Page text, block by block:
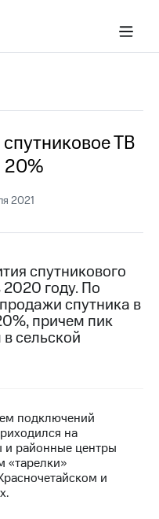
ТВ
20%
2021
спутникового
году. По
спутника в
причем пик
сельской
подключений
на
и районные центры
и